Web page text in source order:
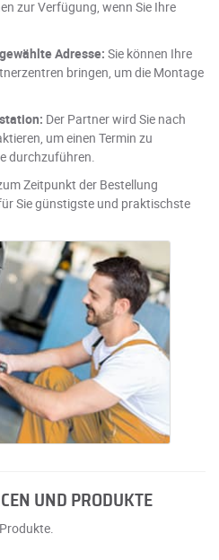
zur Verfügung, wenn Sie Ihre
Adresse: Sie können Ihre
bringen, um die Montage
Der Partner wird Sie nach
um einen Termin zu
durchzuführen.
Zeitpunkt der Bestellung
Sie günstigste und praktischste
UND PRODUKTE